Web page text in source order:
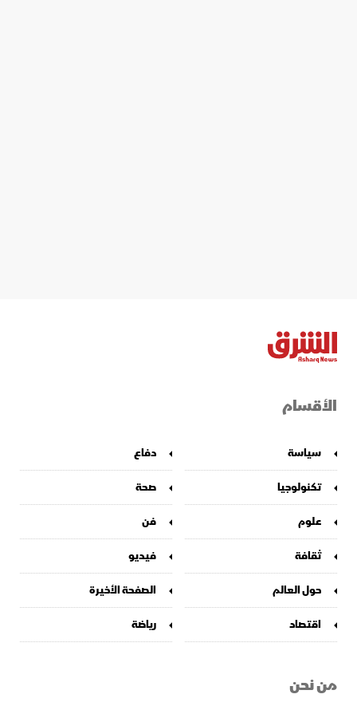
الأقسام
سياسة
دفاع
تكنولوجيا
صحة
علوم
فن
ثقافة
فيديو
حول العالم
الصفحة الأخيرة
اقتصاد
رياضة
من نحن